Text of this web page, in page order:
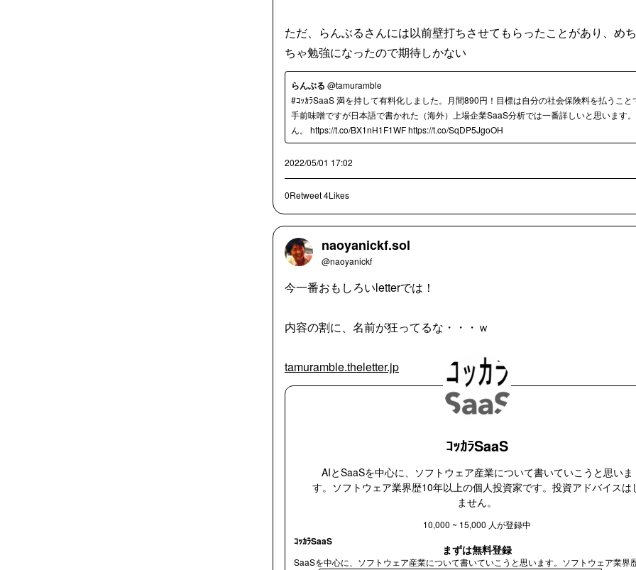
ただ、らんぶるさんには以前壁打ちさせてもらったことがあり、めち
ちゃ勉強になったので期待しかない
らんぶる @tamuramble
#ｺｯｶﾗSaaS 満を持して有料化しました。月間890円！目標は自分の社会保険料を払うこと
手前味噌ですが日本語で書かれた（海外）上場企業SaaS分析では一番詳しいと思います
ん。 https://t.co/BX1nH1F1WF https://t.co/SqDP5JgoOH
2022/05/01 17:02
0Retweet4Likes
naoyanickf.sol
@naoyanickf
今一番おもしろいletterでは！
内容の割に、名前が狂ってるな・・・ｗ
tamuramble.theletter.jp
ｺｯｶﾗSaaS
SaaSを中心に、ソフトウェア産業について書いていこうと思います。ソフトウェア業界
ｺｯｶﾗSaaS
AIとSaaSを中心に、ソフトウェア産業について書いていこうと思いま
す。ソフトウェア業界歴10年以上の個人投資家です。投資アドバイスは
ません。
10,000 ~ 15,000 人が登録中
まずは無料登録